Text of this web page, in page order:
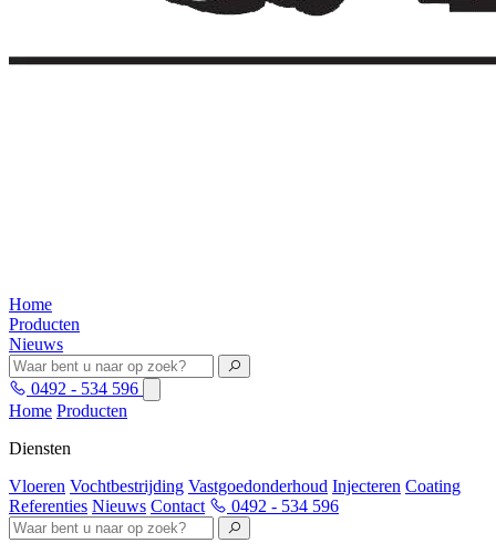
Home
Producten
Nieuws
0492 - 534 596
Home Producten
Diensten
Vloeren Vochtbestrijding Vastgoedonderhoud Injecteren Coating
Referenties Nieuws Contact 0492 - 534 596